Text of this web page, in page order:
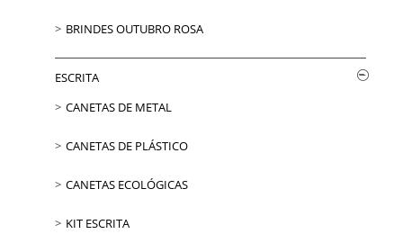
BRINDES OUTUBRO ROSA
ESCRITA
CANETAS DE METAL
CANETAS DE PLÁSTICO
CANETAS ECOLÓGICAS
KIT ESCRITA